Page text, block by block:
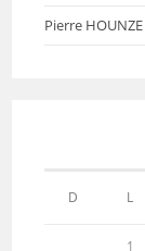
Pierre HOUNZE
D L
1